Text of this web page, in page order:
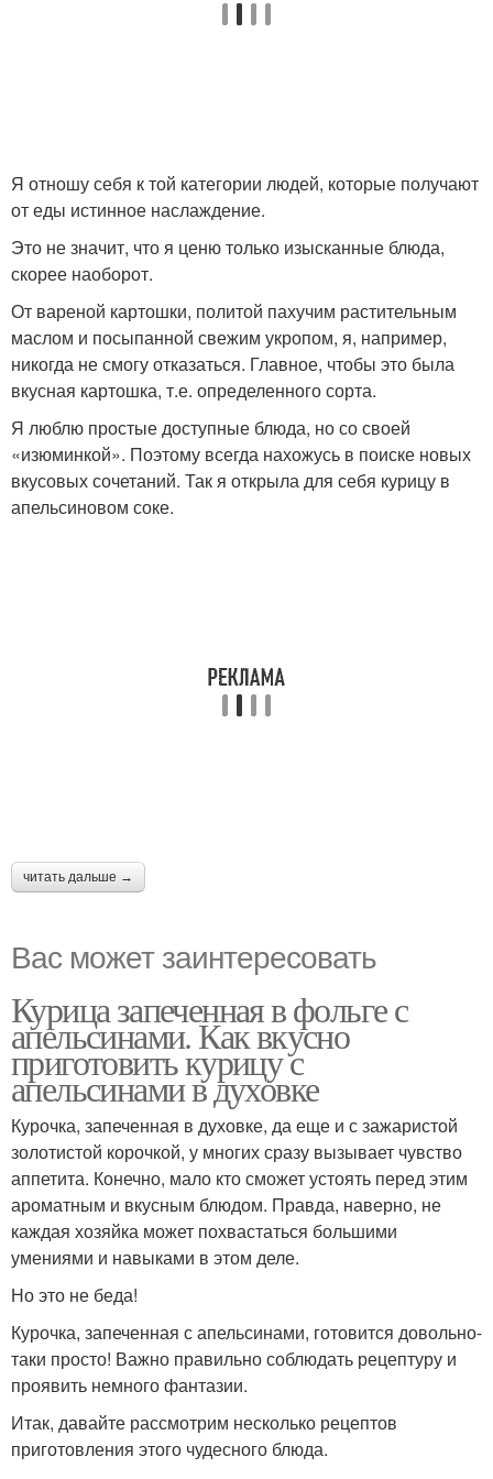
Я отношу себя к той категории людей, которые получают
от еды истинное наслаждение.
Это не значит, что я ценю только изысканные блюда,
скорее наоборот.
От вареной картошки, политой пахучим растительным
маслом и посыпанной свежим укропом, я, например,
никогда не смогу отказаться. Главное, чтобы это была
вкусная картошка, т.е. определенного сорта.
Я люблю простые доступные блюда, но со своей
«изюминкой». Поэтому всегда нахожусь в поиске новых
вкусовых сочетаний. Так я открыла для себя курицу в
апельсиновом соке.
читать дальше →
Вас может заинтересовать
Курица запеченная в фольге с
апельсинами. Как вкусно
приготовить курицу с
апельсинами в духовке
Курочка, запеченная в духовке, да еще и с зажаристой
золотистой корочкой, у многих сразу вызывает чувство
аппетита. Конечно, мало кто сможет устоять перед этим
ароматным и вкусным блюдом. Правда, наверно, не
каждая хозяйка может похвастаться большими
умениями и навыками в этом деле.
Но это не беда!
Курочка, запеченная с апельсинами, готовится довольно-
таки просто! Важно правильно соблюдать рецептуру и
проявить немного фантазии.
Итак, давайте рассмотрим несколько рецептов
приготовления этого чудесного блюда.